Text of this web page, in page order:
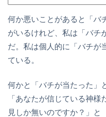
何か悪いことがあると「バ
がいるけれど、私は「バチ
だ。私は個人的に「バチが
ている。
何かと「バチが当たった」
「あなたが信じている神
見しか無いのですか？」と